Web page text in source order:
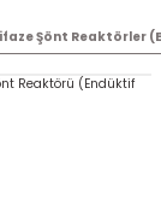
Şönt Reaktörler